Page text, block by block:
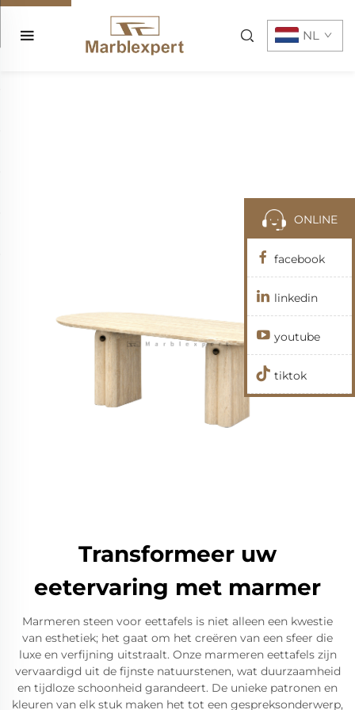
NL
Transformeer uw
eetervaring met marmer
Marmeren steen voor eettafels is niet alleen een kwestie
van esthetiek; het gaat om het creëren van een sfeer die
luxe en verfijning uitstraalt. Onze marmeren eettafels zijn
vervaardigd uit de fijnste natuurstenen, wat duurzaamheid
en tijdloze schoonheid garandeert. De unieke patronen en
kleuren van elk stuk maken het tot een gespreksonderwerp,
ONLINE
facebook
linkedin
youtube
tiktok